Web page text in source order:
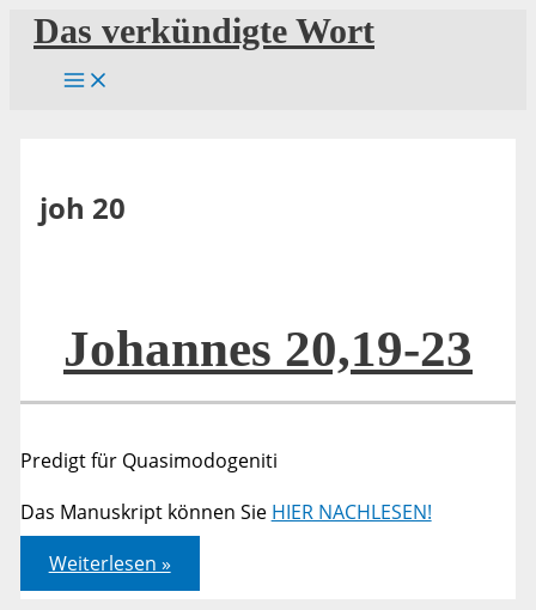
Zum
Inhalt
springen
Das verkündigte Wort
joh 20
Johannes 20,19-23
Predigt für Quasimodogeniti
Das Manuskript können Sie HIER NACHLESEN!
Johannes
20,19-
23
Weiterlesen »